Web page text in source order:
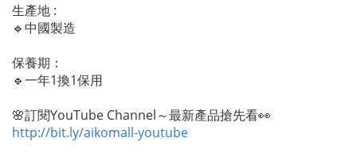
生產地 :
🔹中國製造
保養期：
🔹一年1換1保用
🌸訂閱YouTube Channel～最新產品搶先看👀
http://bit.ly/aikomall-youtube